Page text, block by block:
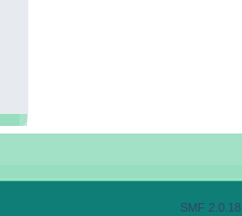
SMF 2.0.18